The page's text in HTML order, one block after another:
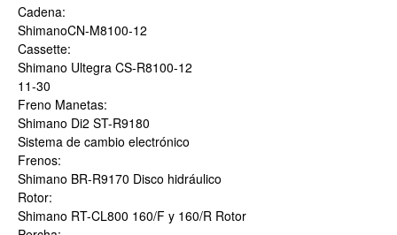
Cadena:
ShimanoCN-M8100-12
Cassette:
Shimano Ultegra CS-R8100-12
11-30
Freno Manetas:
Shimano Di2 ST-R9180
Sistema de cambio electrónico
Frenos:
Shimano BR-R9170 Disco hidráulico
Rotor:
Shimano RT-CL800 160/F y 160/R Rotor